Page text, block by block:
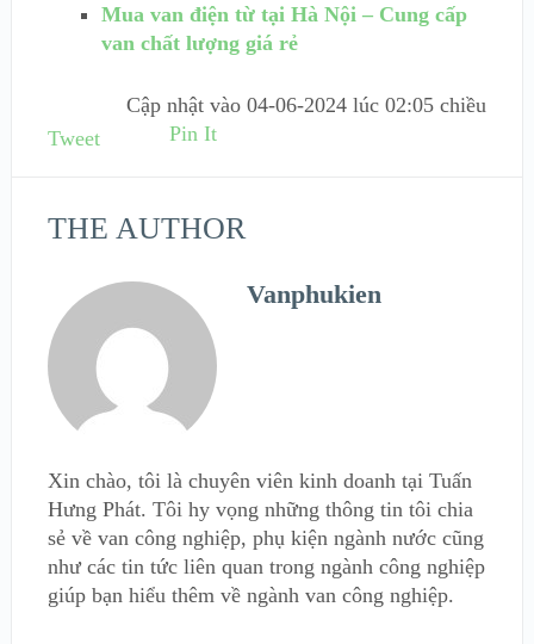
Mua van điện từ tại Hà Nội – Cung cấp
van chất lượng giá rẻ
Cập nhật vào04-06-2024 lúc 02:05 chiều
Tweet
Pin It
THE AUTHOR
Vanphukien
Xin chào, tôi là chuyên viên kinh doanh tại Tuấn
Hưng Phát. Tôi hy vọng những thông tin tôi chia
sẻ về van công nghiệp, phụ kiện ngành nước cũng
như các tin tức liên quan trong ngành công nghiệp
giúp bạn hiểu thêm về ngành van công nghiệp.